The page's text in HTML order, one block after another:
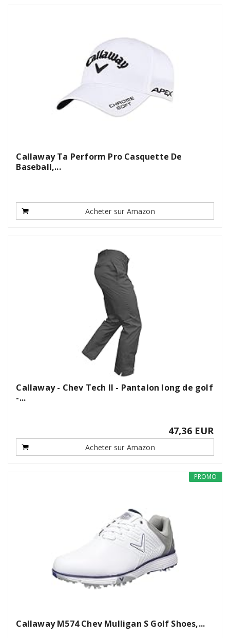
Callaway Ta Perform Pro Casquette De
Baseball,...
Acheter sur Amazon
Callaway - Chev Tech II - Pantalon long de golf
-...
47,36 EUR
Acheter sur Amazon
PROMO
Callaway M574 Chev Mulligan S Golf Shoes,...